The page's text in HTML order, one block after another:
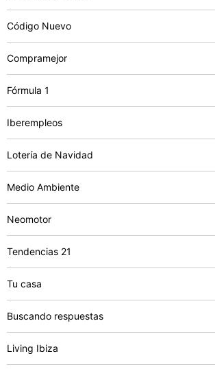
Código Nuevo
Compramejor
Fórmula 1
Iberempleos
Lotería de Navidad
Medio Ambiente
Neomotor
Tendencias 21
Tu casa
Buscando respuestas
Living Ibiza